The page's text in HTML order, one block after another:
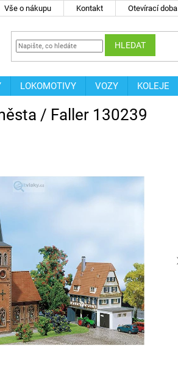
Vše o nákupu Kontakt Otevírací doba
HLEDAT
LOKOMOTIVY VOZY KOLEJE
/ Faller 130239